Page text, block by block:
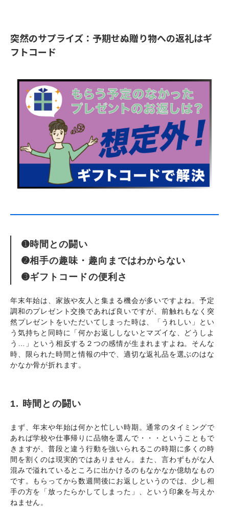
突然のサプライズ：予期せぬ贈り物への返礼はギ
フトコード
➊時間との闘い
➋相手の趣味・趣向まではわからない
➌ギフトコードの便利さ
年末年始は、家族や友人と集まる機会が多いですよね。予定
調和のプレゼント交換であれば良いですが、前触れもなく突
然プレゼントをいただいてしまった時は、「うれしい」とい
う気持ちと同時に「何かお返ししないとマズイな、どうしよ
う…」という相反する２つの感情が生まれますよね。そんな
時、限られた時間と情報の中で、適切な返礼品を選ぶのはな
かなか骨が折れます。
1. 時間との闘い
まず、年末や年始は何かと忙しい時期。通常のタイミングで
あれば学校や仕事帰りに品物を選んで・・・ということもで
きますが、普段と違う行動を強いられるこの時期に多くの時
間を割くのは現実的ではありません。また、言わずもがな人
混みで溢れているところに出かけるのもなかなか億劫なもの
です。もらってから数週間後にお返しというのでは、少し相
手の方を「放ったらかしてしまった」、という印象を与えか
ねません。